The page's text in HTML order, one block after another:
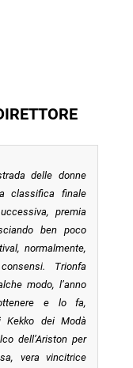
delle donne
classifica finale
premia
ben poco
normalmente,
Trionfa
modo, l’anno
e lo fa,
Kekko dei Modà
dell’Ariston per
vera vincitrice